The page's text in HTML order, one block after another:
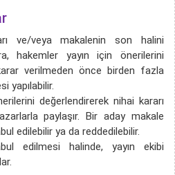
ve/veya makalenin son halini
hakemler yayın için önerilerini
verilmeden önce birden fazla
yapılabilir.
değerlendirerek nihai kararı
paylaşır. Bir aday makale
edilebilir ya da reddedilebilir.
edilmesi halinde, yayın ekibi